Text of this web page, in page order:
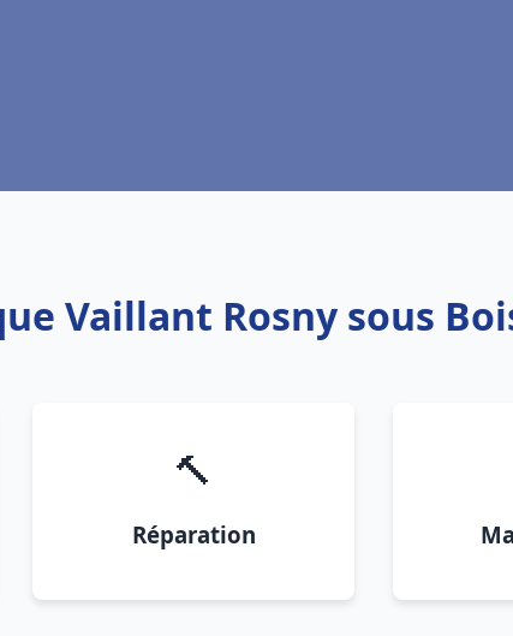
Vaillant Rosny sous
🔨
Réparation